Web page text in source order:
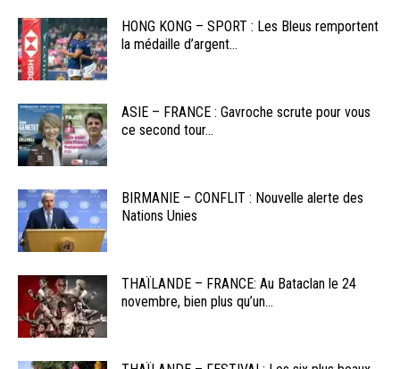
HONG KONG – SPORT : Les Bleus remportent
la médaille d’argent...
ASIE – FRANCE : Gavroche scrute pour vous
ce second tour...
BIRMANIE – CONFLIT : Nouvelle alerte des
Nations Unies
THAÏLANDE – FRANCE: Au Bataclan le 24
novembre, bien plus qu’un...